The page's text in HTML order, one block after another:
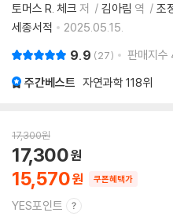
토머스 R. 체크 저 김아림 역 조
세종서적
2025.05.15.
9.9 27 판매지수
주간베스트 자연과학 118위
17,300원
15,570
17,300
쿠폰혜택가
YES포인트